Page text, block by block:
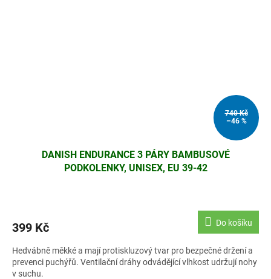
740 Kč
–46 %
DANISH ENDURANCE 3 PÁRY BAMBUSOVÉ
PODKOLENKY, UNISEX, EU 39-42
399 Kč Do košíku
Hedvábně měkké a mají protiskluzový tvar pro bezpečné držení a
prevenci puchýřů. Ventilační dráhy odvádějící vlhkost udržují nohy
v suchu.